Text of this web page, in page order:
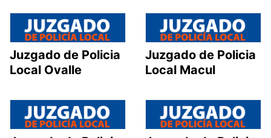
Juzgado de Policia
Local Ovalle
Juzgado de Policia
Local Macul